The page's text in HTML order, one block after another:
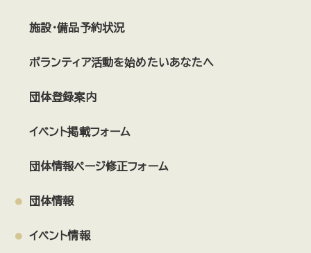
施設・備品予約状況
ボランティア活動を始めたいあなたへ
団体登録案内
イベント掲載フォーム
団体情報ページ修正フォーム
団体情報
イベント情報